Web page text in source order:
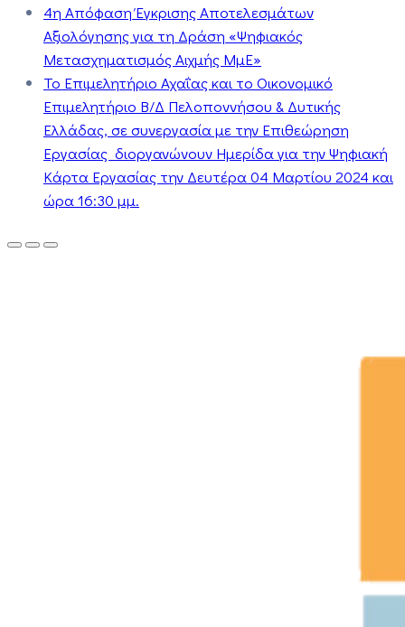
4η Απόφαση Έγκρισης Αποτελεσμάτων
Αξιολόγησης για τη Δράση «Ψηφιακός
Μετασχηματισμός Αιχμής ΜμΕ»
Το Επιμελητήριο Αχαΐας και το Οικονομικό
Επιμελητήριο Β/Δ Πελοποννήσου & Δυτικής
Ελλάδας, σε συνεργασία με την Επιθεώρηση
Εργασίας διοργανώνουν Ημερίδα για την Ψηφιακή
Κάρτα Εργασίας την Δευτέρα 04 Μαρτίου 2024 και
ώρα 16:30 μμ.